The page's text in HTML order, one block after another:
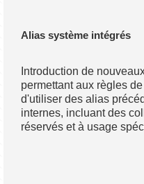
Alias système intégrés
Introduction de
permettant aux règles
d'utiliser des alias
internes, incluant des
réservés et à usage